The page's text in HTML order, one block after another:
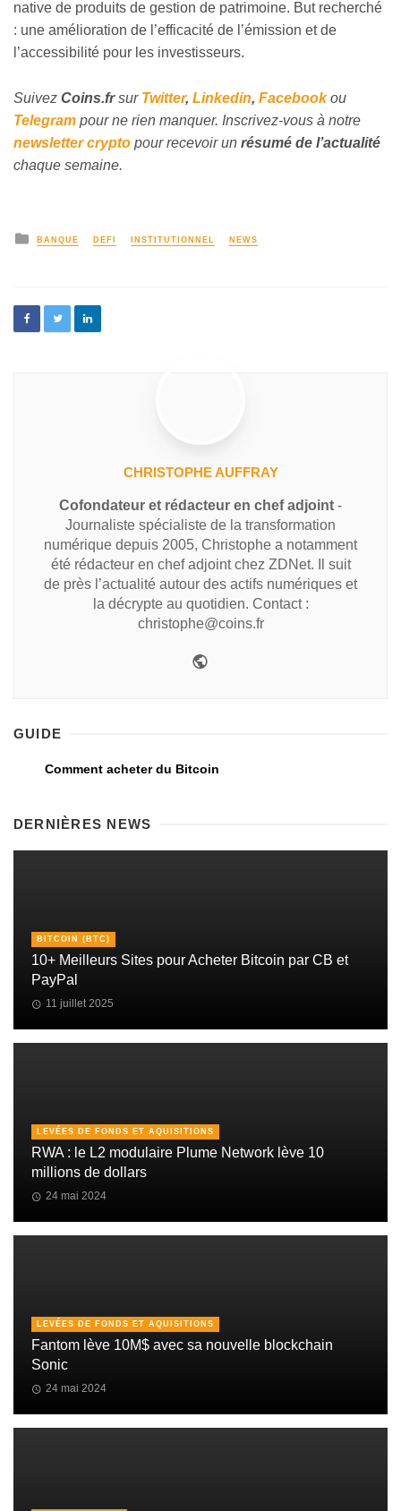
native de produits de gestion de patrimoine. But recherché
: une amélioration de l’efficacité de l’émission et de
l’accessibilité pour les investisseurs.
Suivez Coins.frsur Twitter, Linkedin, Facebookou
Telegram pour ne rien manquer. Inscrivez-vous à notre
newsletter crypto pour recevoir un résumé de l’actualité
chaque semaine.
BANQUE DEFI INSTITUTIONNEL NEWS
CHRISTOPHE AUFFRAY
Cofondateur et rédacteur en chef adjoint -
Journaliste spécialiste de la transformation
numérique depuis 2005, Christophe a notamment
été rédacteur en chef adjoint chez ZDNet. Il suit
de près l’actualité autour des actifs numériques et
la décrypte au quotidien. Contact :
christophe@coins.fr
GUIDE
Comment acheter du Bitcoin
DERNIÈRES NEWS
BITCOIN (BTC)
10+ Meilleurs Sites pour Acheter Bitcoin par CB et
PayPal
11 juillet 2025
LEVÉES DE FONDS ET AQUISITIONS
RWA : le L2 modulaire Plume Network lève 10
millions de dollars
24 mai 2024
LEVÉES DE FONDS ET AQUISITIONS
Fantom lève 10M$ avec sa nouvelle blockchain
Sonic
24 mai 2024